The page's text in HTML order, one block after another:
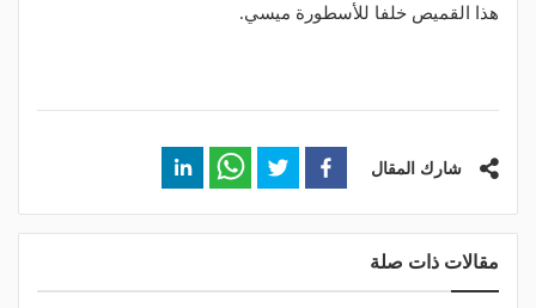
هذا القميص خلفا للأسطورة ميسي.
شارك المقال
مقالات ذات صلة